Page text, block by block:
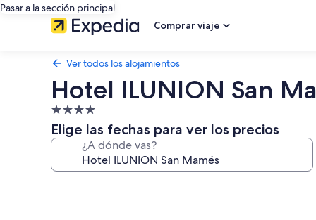
Pasar a la sección principal
Comprar viaje
Ver todos los alojamientos
Hotel ILUNION San
Alojamiento
de
4.0 estrellas
Elige las fechas para ver los precios
¿A dónde vas?